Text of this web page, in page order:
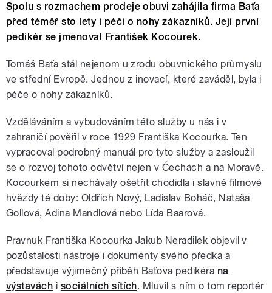
Spolu s rozmachem prodeje obuvi zahájila firma Baťa
před téměř sto lety i péči o nohy zákazníků. Její první
pedikér se jmenoval František Kocourek.
Tomáš Baťa stál nejenom u zrodu obuvnického průmyslu
ve střední Evropě. Jednou z inovací, které zaváděl, byla i
péče o nohy zákazníků.
Vzděláváním a vybudováním této služby u nás i v
zahraničí pověřil v roce 1929 Františka Kocourka. Ten
vypracoval podrobný manuál pro tyto služby a zasloužil
se o rozvoj tohoto odvětví nejen v Čechách a na Moravě.
Kocourkem si nechávaly ošetřit chodidla i slavné filmové
hvězdy té doby: Oldřich Nový, Ladislav Boháč, Nataša
Gollová, Adina Mandlová nebo Lída Baarová.
Pravnuk Františka Kocourka Jakub Neradilek objevil v
pozůstalosti nástroje i dokumenty svého předka a
představuje výjimečný příběh Baťova pedikéra na
výstavách i sociálních sítích. Mluvil s ním o tom reportér